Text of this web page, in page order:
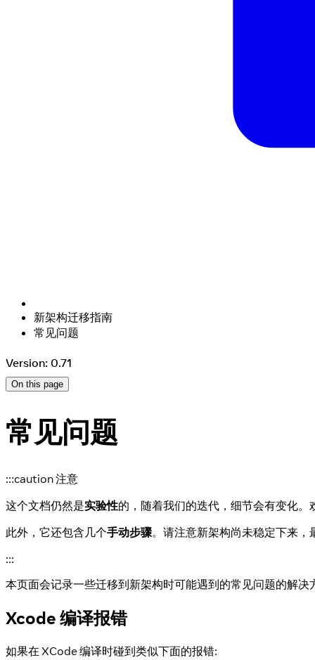
新架构迁移指南
常见问题
Version: 0.71
On this page
常见问题
:::caution 注意
这个文档仍然是实验性的，随着我们的迭代，细节会有变化。
此外，它还包含几个手动步骤。请注意新架构尚未稳定下来
:::
本页面会记录一些迁移到新架构时可能遇到的常见问题的解决
Xcode 编译报错
如果在 XCode 编译时碰到类似下面的报错: